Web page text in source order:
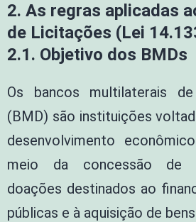
2. As regras aplicadas
de Licitações (Lei
2.1. Objetivo dos BMDs
Os bancos multilaterais de
(BMD) são instituições
desenvolvimento
meio da concessão de
doações destinados ao
públicas e à aquisição de